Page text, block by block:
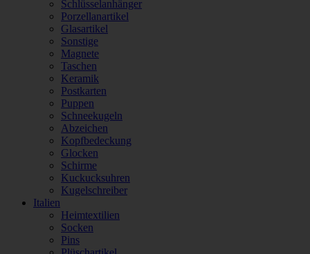
Schlüsselanhänger
Porzellanartikel
Glasartikel
Sonstige
Magnete
Taschen
Keramik
Postkarten
Puppen
Schneekugeln
Abzeichen
Kopfbedeckung
Glocken
Schirme
Kuckucksuhren
Kugelschreiber
Italien
Heimtextilien
Socken
Pins